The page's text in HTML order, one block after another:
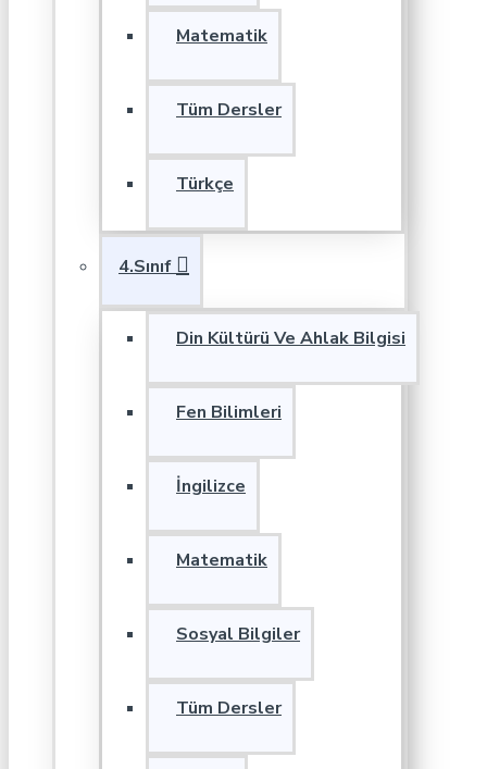
Matematik
Tüm Dersler
Türkçe
4.Sınıf
Din Kültürü Ve Ahlak Bilgisi
Fen Bilimleri
İngilizce
Matematik
Sosyal Bilgiler
Tüm Dersler